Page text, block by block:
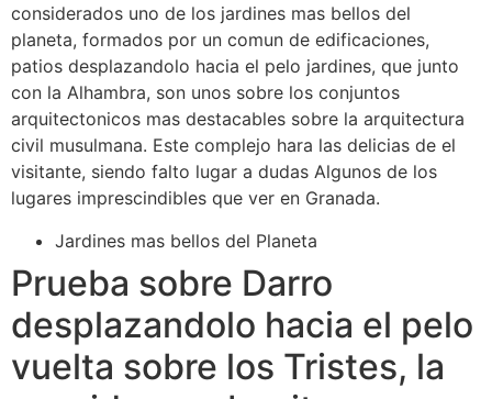
considerados uno de los jardines mas bellos del
planeta, formados por un comun de edificaciones,
patios desplazandolo hacia el pelo jardines, que junto
con la Alhambra, son unos sobre los conjuntos
arquitectonicos mas destacables sobre la arquitectura
civil musulmana. Este complejo hara las delicias de el
visitante, siendo falto lugar a dudas Algunos de los
lugares imprescindibles que ver en Granada.
Jardines mas bellos del Planeta
Prueba sobre Darro
desplazandolo hacia el pelo
vuelta sobre los Tristes, la